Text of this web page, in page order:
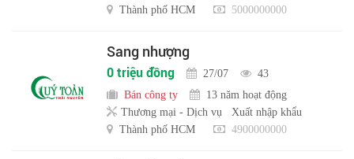
Thành phố HCM 5000000000
Sang nhượng
0 triệu đồng 27/07
43
Bán công ty
13 năm hoạt động
Thương mại - Dịch vụ
Xuất nhập khẩu
Thành phố HCM
4900000000